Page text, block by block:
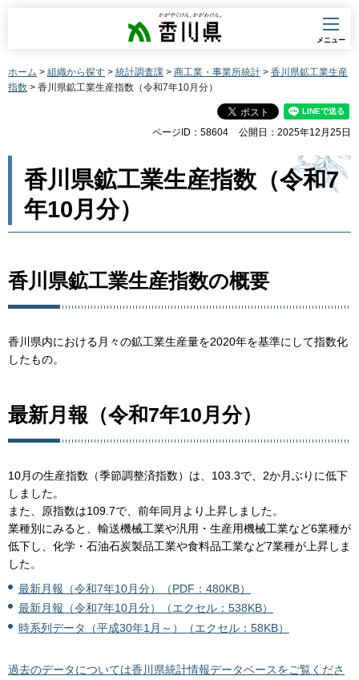
香川県
メニュー
ホーム > 組織から探す > 統計調査課 > 商工業・事業所統計 > 香川県鉱工業生産
指数 > 香川県鉱工業生産指数（令和7年10月分）
ページID：58604 公開日：2025年12月25日
香川県鉱工業生産指数（令和7
年10月分）
香川県鉱工業生産指数の概要
香川県内における月々の鉱工業生産量を2020年を基準にして指数化
したもの。
最新月報（令和7年10月分）
10月の生産指数（季節調整済指数）は、103.3で、2か月ぶりに低下
しました。
また、原指数は109.7で、前年同月より上昇しました。
業種別にみると、輸送機械工業や汎用・生産用機械工業など6業種が
低下し、化学・石油石炭製品工業や食料品工業など7業種が上昇しま
した。
最新月報（令和7年10月分）（PDF：480KB）
最新月報（令和7年10月分）（エクセル：538KB）
時系列データ（平成30年1月～）（エクセル：58KB）
過去のデータについては香川県統計情報データベースをご覧くださ